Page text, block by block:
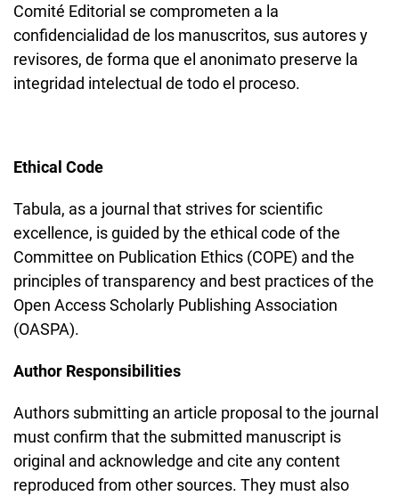
Comité Editorial se comprometen a la
confidencialidad de los manuscritos, sus autores y
revisores, de forma que el anonimato preserve la
integridad intelectual de todo el proceso.
Ethical Code
Tabula, as a journal that strives for scientific
excellence, is guided by the ethical code of the
Committee on Publication Ethics (COPE) and the
principles of transparency and best practices of the
Open Access Scholarly Publishing Association
(OASPA).
Author Responsibilities
Authors submitting an article proposal to the journal
must confirm that the submitted manuscript is
original and acknowledge and cite any content
reproduced from other sources. They must also